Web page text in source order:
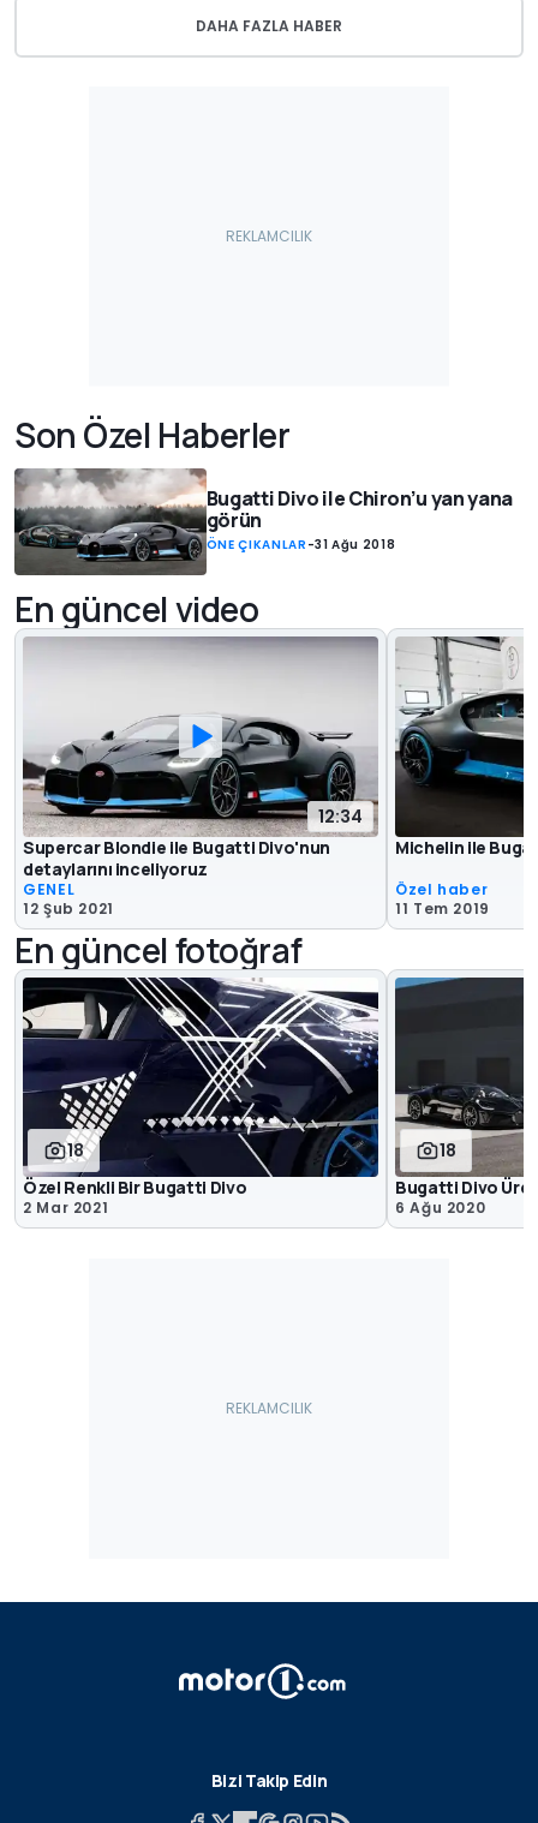
DAHA FAZLA HABER
Son Özel Haberler
Bugatti Divo ile Chiron’u yan yana
görün
ÖNE ÇIKANLAR -31 Ağu 2018
En güncel video
12:34
Supercar Blondie ile Bugatti Divo'nun
detaylarını inceliyoruz
GENEL
12 Şub 2021
Michelin ile
Özel haber
11 Tem 2019
En güncel fotoğraf
18
Özel Renkli Bir Bugatti Divo
2 Mar 2021
18
Bugatti Divo
6 Ağu 2020
Bizi Takip Edin